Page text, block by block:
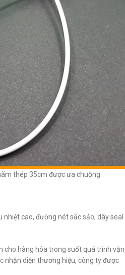
thép 35cm được ưa chuộng
nhiệt cao, đường nét sắc sảo; dây seal
cho hàng hóa trong suốt quá trình vận
nhận diện thương hiệu, công ty được